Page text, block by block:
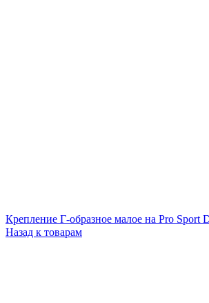
Крепление Г-образное малое на Pro Sport
Назад к товарам